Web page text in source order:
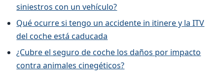
siniestros con un vehículo?
Qué ocurre si tengo un accidente in itinere y la ITV
del coche está caducada
¿Cubre el seguro de coche los daños por impacto
contra animales cinegéticos?